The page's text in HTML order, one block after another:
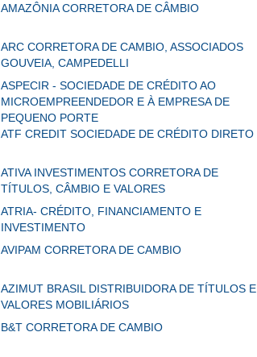
AMAZÔNIA CORRETORA DE CÂMBIO
ARC CORRETORA DE CAMBIO, ASSOCIADOS
GOUVEIA, CAMPEDELLI
ASPECIR - SOCIEDADE DE CRÉDITO AO
MICROEMPREENDEDOR E À EMPRESA DE
PEQUENO PORTE
ATF CREDIT SOCIEDADE DE CRÉDITO DIRETO
ATIVA INVESTIMENTOS CORRETORA DE
TÍTULOS, CÂMBIO E VALORES
ATRIA- CRÉDITO, FINANCIAMENTO E
INVESTIMENTO
AVIPAM CORRETORA DE CAMBIO
AZIMUT BRASIL DISTRIBUIDORA DE TÍTULOS E
VALORES MOBILIÁRIOS
B&T CORRETORA DE CAMBIO